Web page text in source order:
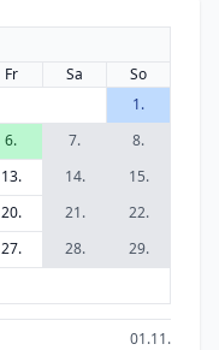
Fr Sa
So
1.
6. 7.
8.
13. 14.
15.
20. 21.
22.
27. 28.
29.
01.11.